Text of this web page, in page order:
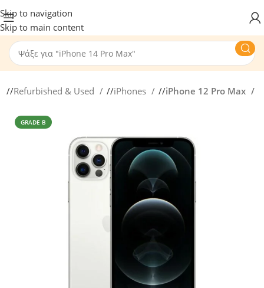
Skip to navigation
Skip to main content
/ Refurbished & Used / iPhones / iPhone 12 Pro Max
GRADE B